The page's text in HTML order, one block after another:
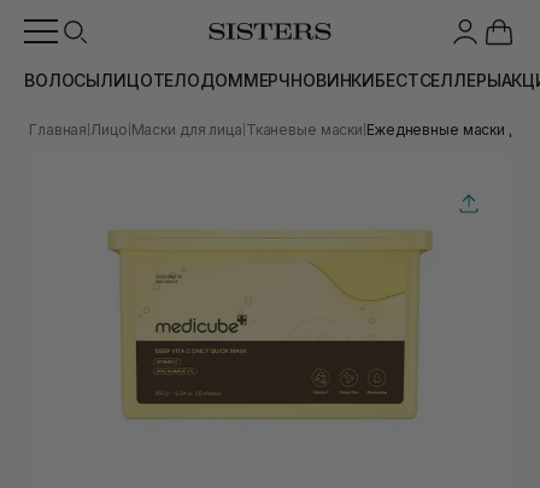
ВОЛОСЫЛИЦОТЕЛОДОММЕРЧНОВИНКИБЕСТСЕЛЛЕРЫ
Главная Лицо Маски для лица Тканевые маски Ежедневные маски для